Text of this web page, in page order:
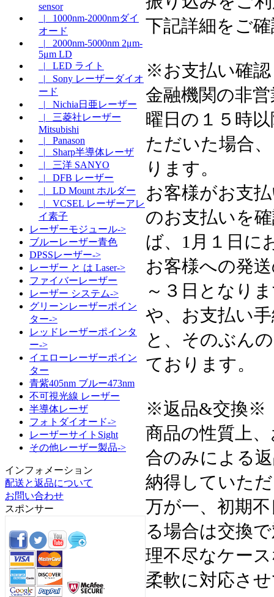
sensor
|_ 1000nm-2000nmダイ
オード
|_ 2000nm-5000nm 2μm-
5μm LD
|_ LED ライト
|_ Sony レーザーダイオ
ード
|_ Nichia日亜レーザー
|_ 三菱社レーザー
Mitsubishi
|_ Panason
|_ Sharp半導体レーザ
|_ 三洋 SANYO
|_ DFB レーザー
|_ LD Mount ホルダー
|_ VCSEL レーザーアレ
イ素子
レーザーモジュール->
ブルーレーザー青色
DPSSレーザー->
レーザー と は Laser->
ファイバーレーザー
レーザー システム->
グリーンレーザーポイン
ター->
レッドレーザーポインタ
ー->
イエローレーザーポイン
ター
青紫405nm ブルー473nm
不可視光線 レーザー
半導体レーザ
フォトダイオード->
レーザーサイトSight
その他レーザー製品->
インフォメーション
配送と返品について
お問い合わせ
スポンサー
下記詳細をご
※お支払い確
金融機関の非
曜日の１５時
ただいた場合
ります。
お客様がお支
のお支払いを
ば、1月１日に
お客様への発
～３日となり
や、お支払い
と、そのぶん
ております。
※返品&交換※
商品の性質上
合のみによる
納得していた
万が一、初期
る場合は交換
理不尽なケー
柔軟に対応さ